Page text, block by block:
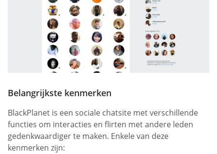
Belangrijkste kenmerken
BlackPlanet is een sociale chatsite met verschillende
functies om interacties en flirten met andere leden
gedenkwaardiger te maken. Enkele van deze
kenmerken zijn: